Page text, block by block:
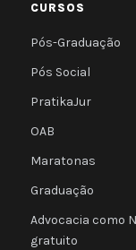
CURSOS
Pós-Graduação
Pós Social
PratikaJur
OAB
Maratonas
Graduação
Advocacia como
gratuito